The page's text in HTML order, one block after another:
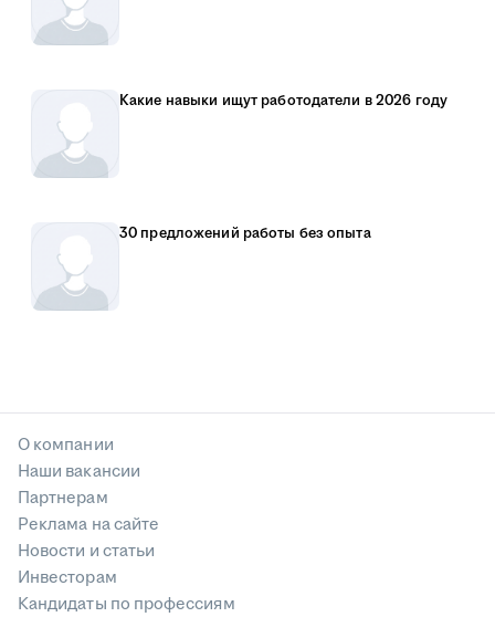
Какие навыки ищут работодатели в 2026 году
30 предложений работы без опыта
О компании
Наши вакансии
Партнерам
Реклама на сайте
Новости и статьи
Инвесторам
Кандидаты по профессиям